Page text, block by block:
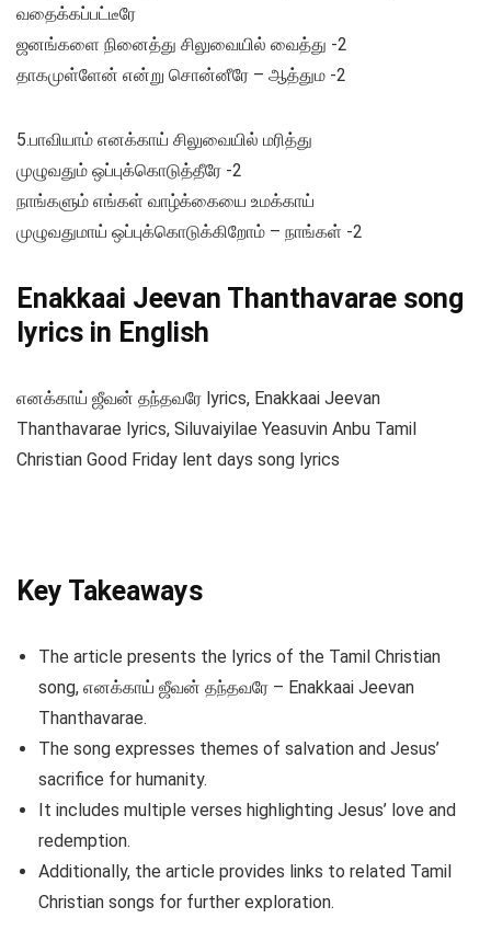
வதைக்கப்பட்டீரே
ஜனங்களை நினைத்து சிலுவையில் வைத்து -2
தாகமுள்ளேன் என்று சொன்னீரே – ஆத்தும -2
5.பாவியாம் எனக்காய் சிலுவையில் மரித்து
முழுவதும் ஒப்புக்கொடுத்தீரே -2
நாங்களும் எங்கள் வாழ்க்கையை உமக்காய்
முழுவதுமாய் ஒப்புக்கொடுக்கிறோம் – நாங்கள் -2
Enakkaai Jeevan Thanthavarae song
lyrics in English
எனக்காய் ஜீவன் தந்தவரே lyrics, Enakkaai Jeevan
Thanthavarae lyrics, Siluvaiyilae Yeasuvin Anbu Tamil
Christian Good Friday lent days song lyrics
Key Takeaways
The article presents the lyrics of the Tamil Christian
song, எனக்காய் ஜீவன் தந்தவரே – Enakkaai Jeevan
Thanthavarae.
The song expresses themes of salvation and Jesus’
sacrifice for humanity.
It includes multiple verses highlighting Jesus’ love and
redemption.
Additionally, the article provides links to related Tamil
Christian songs for further exploration.